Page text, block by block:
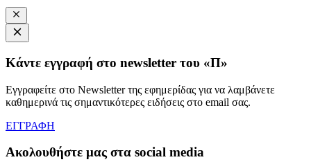
Κάντε εγγραφή στο newsletter του «Π»
Εγγραφείτε στο Newsletter της εφημερίδας για να λαμβάνετε
καθημερινά τις σημαντικότερες ειδήσεις στο email σας.
ΕΓΓΡΑΦΗ
Ακολουθήστε μας στα social media